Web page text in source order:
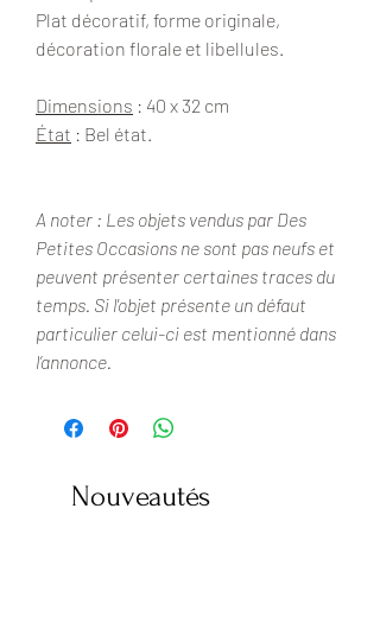
Plat décoratif, forme originale,
décoration florale et libellules.
Dimensions : 40 x 32 cm
État : Bel état.
A noter : Les objets vendus par Des
Petites Occasions ne sont pas neufs et
peuvent présenter certaines traces du
temps. Si l'objet présente un défaut
particulier celui-ci est mentionné dans
l’annonce.
Nouveautés